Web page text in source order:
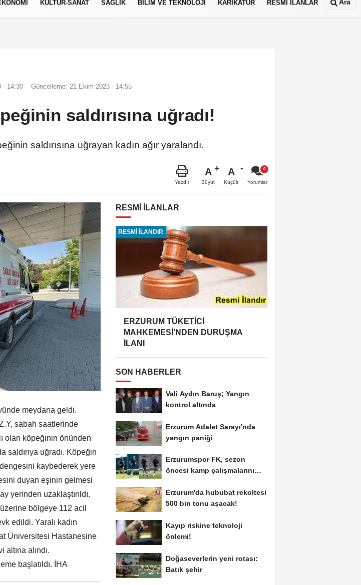
KÜLTÜR-SANAT SAĞLIK BİLİM VE TEKNOLOJİ KARİKATÜR RESMİ İLANLAR Ara
- 14:30 Güncelleme: 21 Ekim 2023 - 14:55
saldırısına uğradı!
saldırısına uğrayan kadın ağır yaralandı.
Yazdır
A
Büyüt
A
Küçült Yorumlar
meydana geldi.
sabah saatlerinde
olan köpeğinin önünden
saldırıya uğradı. Köpeğin
dengesini kaybederek yere
duyan eşinin gelmesi
yerinden uzaklaştırıldı.
bölgeye 112 acil
edildi. Yaralı kadın
Üniversitesi Hastanesine
altına alındı.
başlatıldı. İHA
RESMİ İLANLAR
RESMİ İLANDIR
ERZURUM TÜKETİCİ
MAHKEMESİ'NDEN DURUŞMA
İLANI
SON HABERLER
Vali Aydın Baruş; Yangın
kontrol altında
Erzurum Adalet Sarayı'nda
yangın paniği
Erzurumspor FK, sezon
öncesi kamp çalışmalarını
Erzurum'da hububat rekoltesi
500 bin tonu aşacak!
Kayıp riskine teknoloji
önlemi!
Doğaseverlerin yeni rotası:
Batık şehir